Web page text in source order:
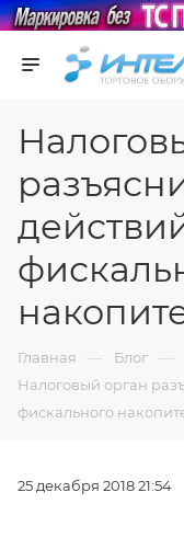
Главная — Блог —
Налоговый орган
фискального
25 декабря 2018 21:54